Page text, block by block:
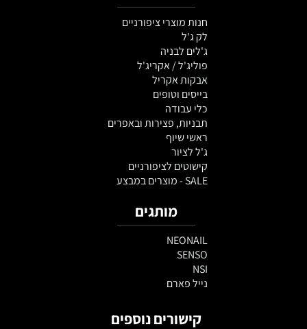
חנות מוצרי ציפורניים
לק ג'ל
ג'לים לבניה
פוליג'ל / אקריג'ל
אבקות אקריל
בייסים וטופים
כלי עבודה
תבניות, פצירות ובאפרים
ראשי שיוף
ג'ל לציור
קישוטים לציפורניים
SALE - מוצרים במבצע
מותגים
NEONAIL
SENSO
NSI
נייל פארם
קישורים נוספים